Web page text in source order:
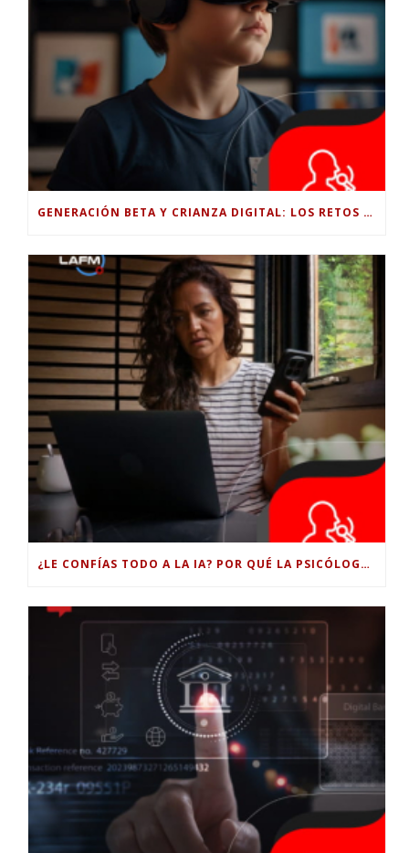
GENERACIÓN BETA Y CRIANZA DIGITAL: LOS RETOS DE CRIAR HIJOS EN LA ERA DE LA INTELIGENCIA ARTIFICIAL
¿LE CONFÍAS TODO A LA IA? POR QUÉ LA PSICÓLOGA DICE QUE ESO PUEDE COSTARTE TUS PROPIAS HABILIDADES